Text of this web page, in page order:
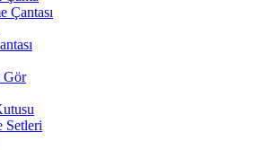
Çantası
Gör
Setleri